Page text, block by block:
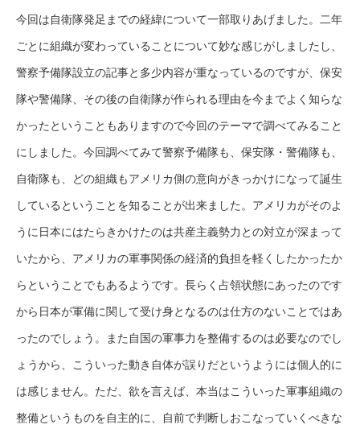
今回は自衛隊発足までの経緯について一部取りあげました。二年
ごとに組織が変わっていることについて妙な感じがしましたし、
警察予備隊設立の記事と多少内容が重なっているのですが、保安
隊や警備隊、その後の自衛隊が作られる理由を今までよく知らな
かったということもありますので今回のテーマで調べてみること
にしました。今回調べてみて警察予備隊も、保安隊・警備隊も、
自衛隊も、どの組織もアメリカ側の意向がきっかけになって誕生
しているということを知ることが出来ました。アメリカがそのよ
うに日本にはたらきかけたのは共産主義勢力との対立が深まって
いたから、アメリカの軍事関係の経済的負担を軽くしたかったか
らということでもあるようです。長らく占領状態にあったのです
から日本が軍備に関して受け身となるのは仕方のないことではあ
ったのでしょう。また自国の軍事力を整備するのは必要なのでし
ょうから、こういった動き自体が誤りだというようには個人的に
は感じません。ただ、欲を言えば、本当はこういった軍事組織の
整備というものを自主的に、自前で判断しおこなっていくべきな